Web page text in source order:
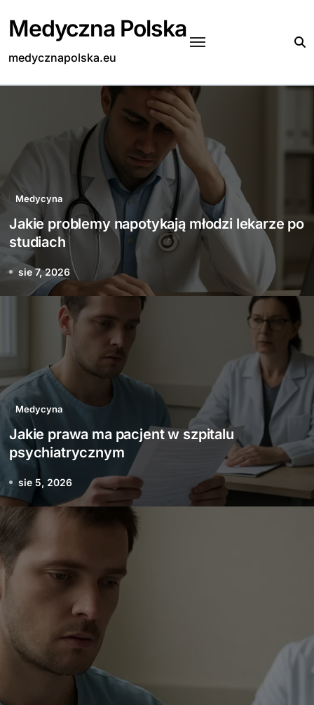
content
Medyczna Polska
medycznapolska.eu
Medycyna
Jakie problemy napotykają młodzi lekarze po
studiach
sie 7, 2026
Medycyna
Jakie prawa ma pacjent w szpitalu
psychiatrycznym
sie 5, 2026